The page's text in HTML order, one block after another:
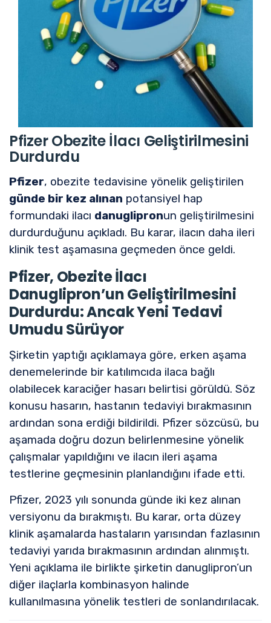
Pfizer Obezite İlacı Geliştirilmesini
Durdurdu
Pfizer, obezite tedavisine yönelik geliştirilen
günde bir kez alınan potansiyel hap
formundaki ilacı danuglipronun geliştirilmesini
durdurduğunu açıkladı. Bu karar, ilacın daha ileri
klinik test aşamasına geçmeden önce geldi.
Pfizer, Obezite İlacı
Danuglipron’un Geliştirilmesini
Durdurdu: Ancak Yeni Tedavi
Umudu Sürüyor
Şirketin yaptığı açıklamaya göre, erken aşama
denemelerinde bir katılımcıda ilaca bağlı
olabilecek karaciğer hasarı belirtisi görüldü. Söz
konusu hasarın, hastanın tedaviyi bırakmasının
ardından sona erdiği bildirildi. Pfizer sözcüsü, bu
aşamada doğru dozun belirlenmesine yönelik
çalışmalar yapıldığını ve ilacın ileri aşama
testlerine geçmesinin planlandığını ifade etti.
Pfizer, 2023 yılı sonunda günde iki kez alınan
versiyonu da bırakmıştı. Bu karar, orta düzey
klinik aşamalarda hastaların yarısından fazlasının
tedaviyi yarıda bırakmasının ardından alınmıştı.
Yeni açıklama ile birlikte şirketin danuglipron’un
diğer ilaçlarla kombinasyon halinde
kullanılmasına yönelik testleri de sonlandırılacak.